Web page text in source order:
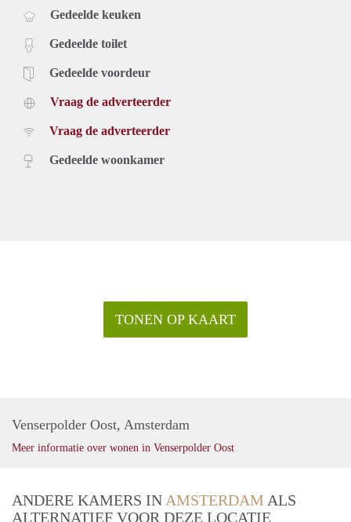
Gedeelde keuken
Gedeelde toilet
Gedeelde voordeur
Vraag de adverteerder
Vraag de adverteerder
Gedeelde woonkamer
TONEN OP KAART
Venserpolder Oost, Amsterdam
Meer informatie over wonen in Venserpolder Oost
ANDERE KAMERS INAMSTERDAM ALS
ALTERNATIEF VOOR DEZE LOCATIE